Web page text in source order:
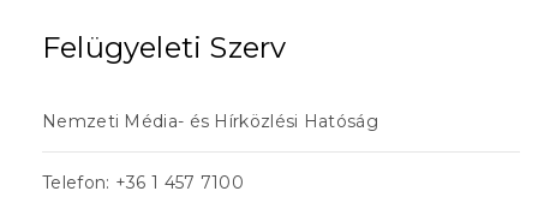
Felügyeleti Szerv
Nemzeti Média- és Hírközlési Hatóság
Telefon: +36 1 457 7100